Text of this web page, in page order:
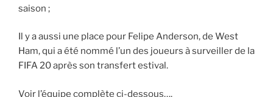
saison ;
Il y a aussi une place pour Felipe Anderson, de West
Ham, qui a été nommé l’un des joueurs à surveiller de la
FIFA 20 après son transfert estival.
Voir l’équipe complète ci-dessous….